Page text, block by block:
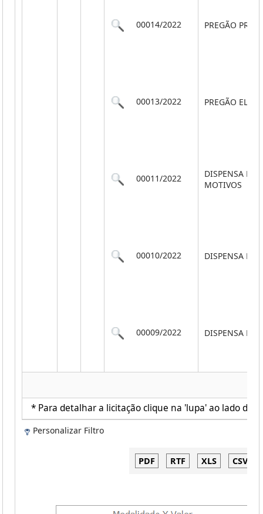
* Para detalhar a licitação clique na 'lupa' ao lado de
00014/2022 PREGÃO
00013/2022 PREGÃO
00011/2022
DISPENSA
MOTIVOS
00010/2022 DISPENSA
00009/2022 DISPENSA
Personalizar Filtro